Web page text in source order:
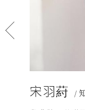
宋羽葤 /